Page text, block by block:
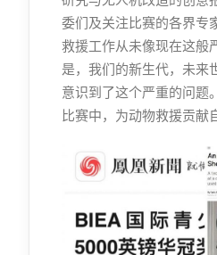
委们及关注比赛的各界专
救援工作从未像现在这般
是，我们的新生代，未来
意识到了这个严重的问题
比赛中，为动物救援贡献